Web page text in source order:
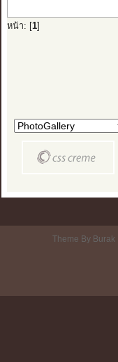
หน้า: [ 1]
Theme By Burak